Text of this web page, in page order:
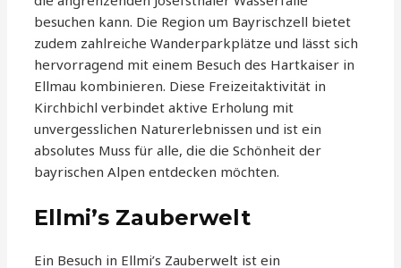
besuchen kann. Die Region um Bayrischzell bietet
zudem zahlreiche Wanderparkplätze und lässt sich
hervorragend mit einem Besuch des Hartkaiser in
Ellmau kombinieren. Diese Freizeitaktivität in
Kirchbichl verbindet aktive Erholung mit
unvergesslichen Naturerlebnissen und ist ein
absolutes Muss für alle, die die Schönheit der
bayrischen Alpen entdecken möchten.
Ellmi’s Zauberwelt
Ein Besuch in Ellmi’s Zauberwelt ist ein